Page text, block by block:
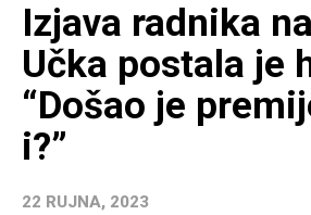
Izjava radnika
Učka postala je
“Došao je
i?”
22 RUJNA, 2023